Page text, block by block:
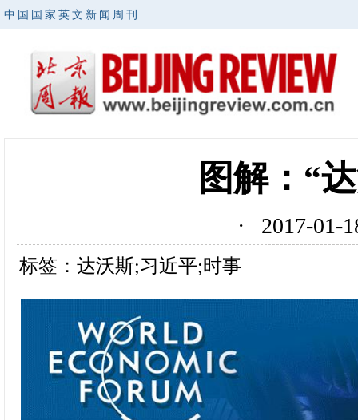
中国国家英文新闻周刊
图解：“
· 2017-01-
标签：达沃斯;习近平;时事